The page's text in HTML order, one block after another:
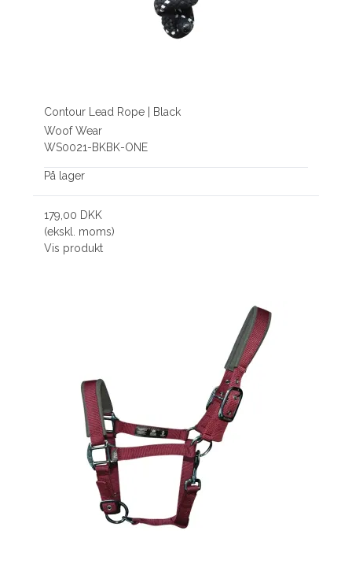
Contour Lead Rope | Black
Woof Wear
WS0021-BKBK-ONE
På lager
179,00 DKK
(ekskl. moms)
Vis produkt